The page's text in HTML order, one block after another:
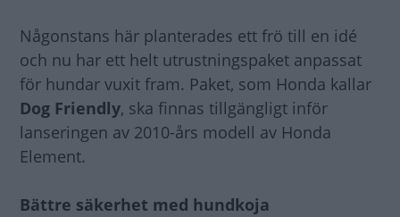
Någonstans här planterades ett frö till en idé
och nu har ett helt utrustningspaket anpassat
för hundar vuxit fram. Paket, som Honda kallar
Dog Friendly, ska finnas tillgängligt inför
lanseringen av 2010-års modell av Honda
Element.
Bättre säkerhet med hundkoja